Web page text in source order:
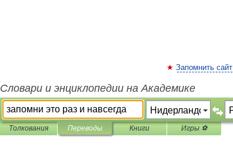
Запомнить сайт
Словари и энциклопедии на Академике
Толкования Переводы Книги Игры ⚽